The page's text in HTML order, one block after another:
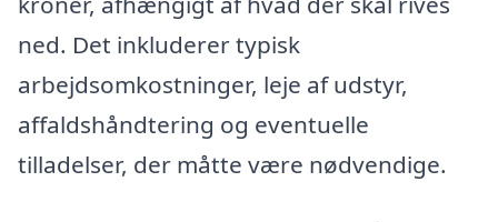
ned. Det inkluderer typisk
arbejdsomkostninger, leje af udstyr,
affaldshåndtering og eventuelle
tilladelser, der måtte være nødvendige.